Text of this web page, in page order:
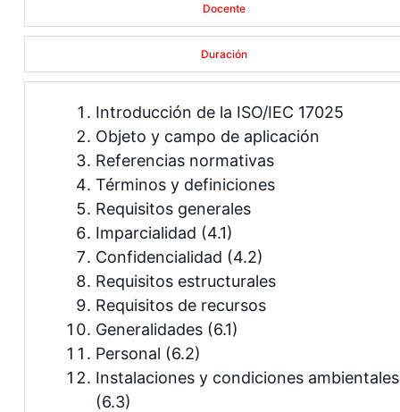
Docente
Duración
Introducción de la ISO/IEC 17025
Objeto y campo de aplicación
Referencias normativas
Términos y definiciones
Requisitos generales
Imparcialidad (4.1)
Confidencialidad (4.2)
Requisitos estructurales
Requisitos de recursos
Generalidades (6.1)
Personal (6.2)
Instalaciones y condiciones ambientales
(6.3)